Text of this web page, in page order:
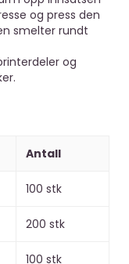
og press den
smelter rundt
og
Antall
100 stk
200 stk
100 stk